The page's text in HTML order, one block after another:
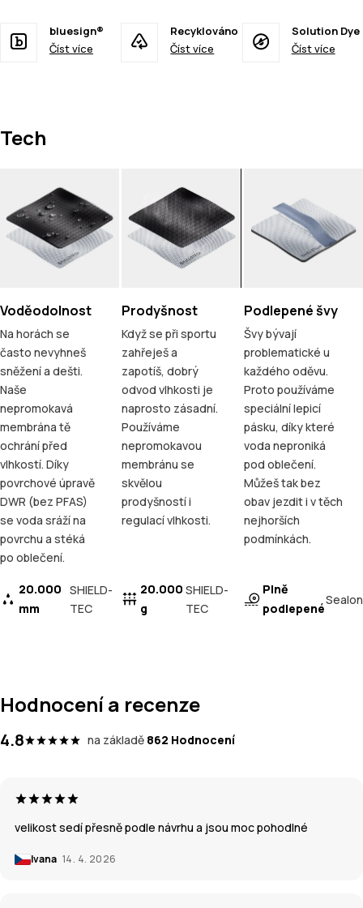
bluesign®
Číst více
Recyklováno
Číst více
Solution Dye
Číst více
Tech
Voděodolnost
Na horách se
často nevyhneš
sněžení a dešti.
Naše
nepromokavá
membrána tě
ochrání před
vlhkostí. Díky
povrchové úpravě
DWR (bez PFAS)
se voda sráží na
povrchu a stéká
po oblečení.
20.000
mm
SHIELD-
TEC
Prodyšnost
Když se při sportu
zahřeješ a
zapotíš, dobrý
odvod vlhkosti je
naprosto zásadní.
Používáme
nepromokavou
membránu se
skvělou
prodyšností i
regulací vlhkosti.
20.000
g
SHIELD-
TEC
Podlepené švy
Švy bývají
problematické u
každého oděvu.
Proto používáme
speciální lepicí
pásku, díky které
voda neproniká
pod oblečení.
Můžeš tak bez
obav jezdit i v těch
nejhorších
podmínkách.
Plně
podlepené
Sealon
Hodnocení a recenze
4.8 na základě 862 Hodnocení
velikost sedí přesně podle návrhu a jsou moc pohodlné
Ivana 14. 4. 2026